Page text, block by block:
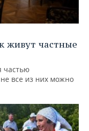
живут частные
частью
все из них можно